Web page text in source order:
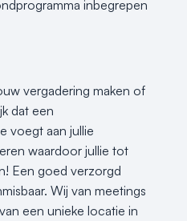
inbegrepen
vergadering maken of
dat een
voegt aan jullie
waardoor jullie tot
Een goed verzorgd
Wij van meetings
een unieke locatie in